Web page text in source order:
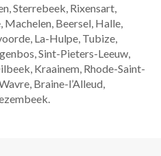
Sterrebeek, Rixensart,
Beersel, Halle,
La-Hulpe, Tubize,
Sint-Pieters-Leeuw,
Kraainem, Rhode-Saint-
Braine-l’Alleud,